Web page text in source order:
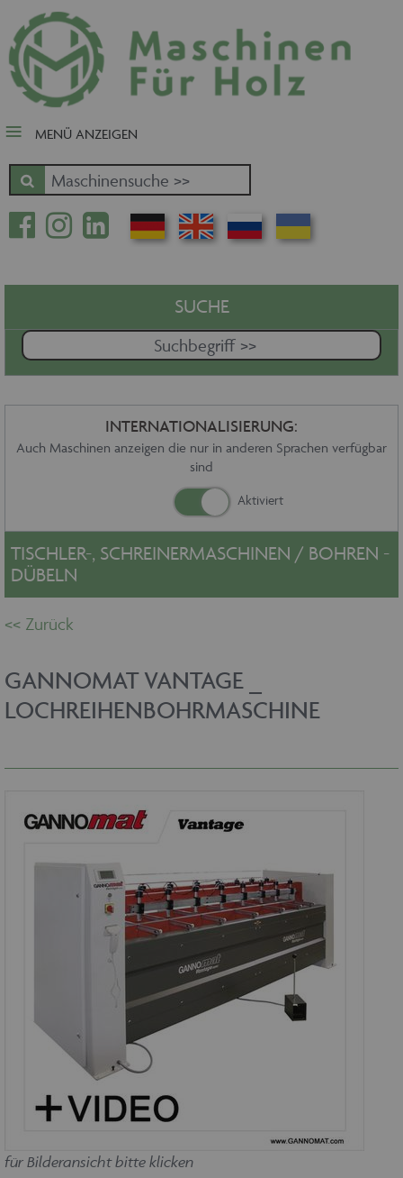
close Submenü
Nach Fertigungsschwerpunkt
Schnäppchen
Zuschnitt - Sägen
Kantenbearbeitung
Fräsen - Bohren - Hobeln - CNC
Oberfläche
Massivholz
Handling - Transportieren -
Stapeln - Verpacken etc.
Absaugen - Versorgen -
Service
Kontakt
Impressum
Datenschutz
MENÜ ANZEIGEN
SUCHE
INTERNATIONALISIERUNG:
Auch Maschinen anzeigen die nur in anderen Sprachen verfügbar
sind
TISCHLER-, SCHREINERMASCHINEN / BOHREN -
DÜBELN
GANNOMAT VANTAGE _
LOCHREIHENBOHRMASCHINE
für Bilderansicht bitte klicken